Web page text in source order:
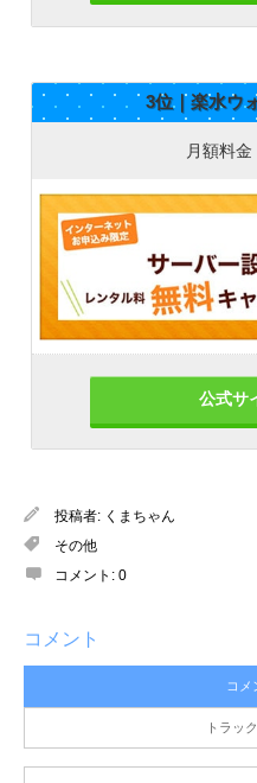
3位｜楽水ウ
月額料
公式サ
投稿者: くまちゃん
その他
コメント: 0
コメント
コメ
トラッ